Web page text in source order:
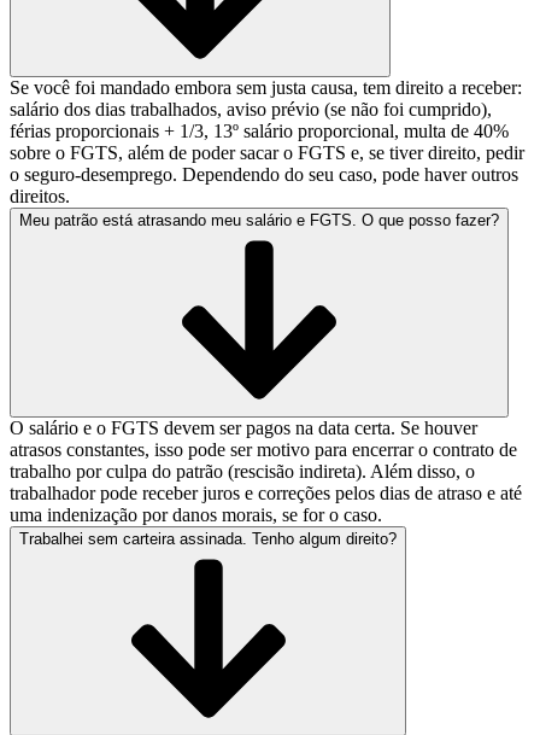
Se você foi mandado embora sem justa causa, tem direito a receber:
salário dos dias trabalhados, aviso prévio (se não foi cumprido),
férias proporcionais + 1/3, 13º salário proporcional, multa de 40%
sobre o FGTS, além de poder sacar o FGTS e, se tiver direito, pedir
o seguro-desemprego. Dependendo do seu caso, pode haver outros
direitos.
Meu patrão está atrasando meu salário e FGTS. O que posso fazer?
O salário e o FGTS devem ser pagos na data certa. Se houver
atrasos constantes, isso pode ser motivo para encerrar o contrato de
trabalho por culpa do patrão (rescisão indireta). Além disso, o
trabalhador pode receber juros e correções pelos dias de atraso e até
uma indenização por danos morais, se for o caso.
Trabalhei sem carteira assinada. Tenho algum direito?